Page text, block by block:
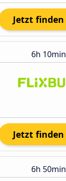
Jetzt finden
6h 10min
Jetzt finden
6h 50min